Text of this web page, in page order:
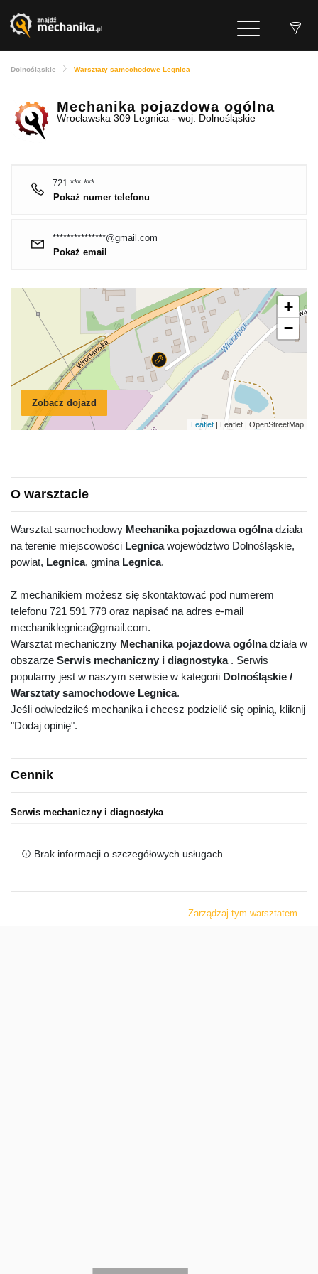
Dolnośląskie Warsztaty samochodowe Legnica
Mechanika pojazdowa ogólna
Wrocławska 309 Legnica - woj. Dolnośląskie
721 *** ***
Pokaż numer telefonu
***************@gmail.com
Pokaż email
Zobacz dojazd
+
−
Leaflet | Leaflet | OpenStreetMap
O warsztacie
Warsztat samochodowy Mechanika pojazdowa ogólnadziała
na terenie miejscowości Legnicawojewództwo Dolnośląskie,
powiat, Legnica, gmina Legnica.
Z mechanikiem możesz się skontaktować pod numerem
telefonu 721 591 779 oraz napisać na adres e-mail
mechaniklegnica@gmail.com.
Warsztat mechaniczny Mechanika pojazdowa ogólnadziała w
obszarze Serwis mechaniczny i diagnostyka. Serwis
popularny jest w naszym serwisie w kategorii Dolnośląskie /
Warsztaty samochodowe Legnica.
Jeśli odwiedziłeś mechanika i chcesz podzielić się opinią, kliknij
"Dodaj opinię".
Cennik
Serwis mechaniczny i diagnostyka
Brak informacji o szczegółowych usługach
Zarządzaj tym warsztatem